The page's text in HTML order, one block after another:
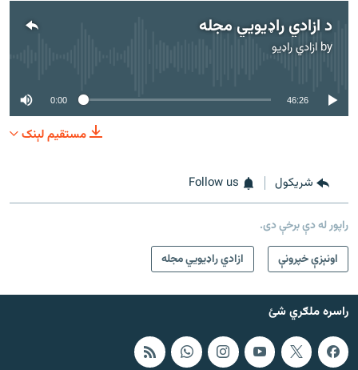
د ازادي راډیويي مجله
by ازادي راډیو
No media source currently available
0:00 46:26
مستقیم لېنک
شريکول Follow us
راپور له دې برخې دی.
اونېزې خپرونې
ازادي راډیويي مجله
راسره ملګري شئ